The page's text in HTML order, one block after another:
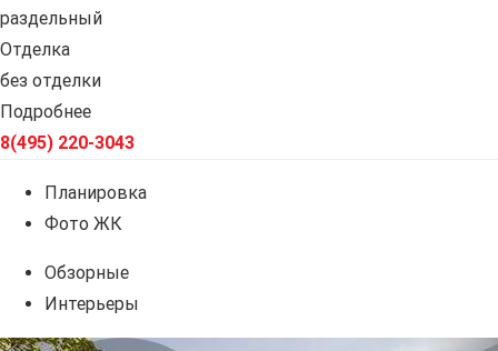
раздельный
Отделка
без отделки
Подробнее
8(495) 220-3043
Планировка
Фото ЖК
Обзорные
Интерьеры